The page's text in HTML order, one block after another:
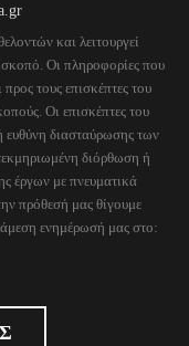
και λειτουργεί
Οι πληροφορίες που
τους επισκέπτες του
Οι επισκέπτες του
διασταύρωσης των
διόρθωση ή
έργων με πνευματικά
πρόθεσή μας θίγουμε
ενημέρωσή μας στο: